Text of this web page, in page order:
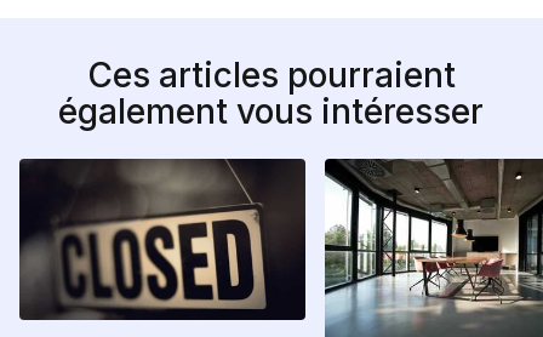
Ces articles pourraient
également vous intéresser